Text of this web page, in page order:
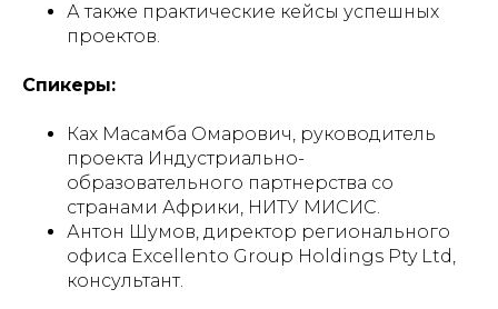
А также практические кейсы успешных
проектов.
Спикеры:
Ках Масамба Омарович, руководитель
проекта Индустриально-
образовательного партнерства со
странами Африки, НИТУ МИСИС.
Антон Шумов, директор регионального
офиса Excellento Group Holdings Pty Ltd,
консультант.